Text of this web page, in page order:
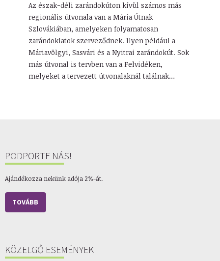
Az észak-déli zarándokúton kívül számos más
regionális útvonala van a Mária Útnak
Szlovákiában, amelyeken folyamatosan
zarándoklatok szerveződnek. Ilyen például a
Máriavölgyi, Sasvári és a Nyitrai zarándokút. Sok
más útvonal is tervben van a Felvidéken,
melyeket a tervezett útvonalaknál találnak…
PODPORTE NÁS!
Ajándékozza nekünk adója 2%-át.
TOVÁBB
KÖZELGŐ ESEMÉNYEK